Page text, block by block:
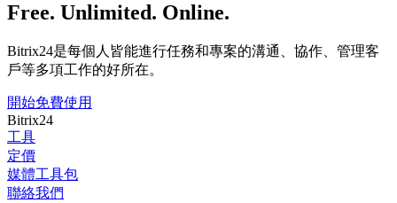
Free. Unlimited. Online.
Bitrix24是每個人皆能進行任務和專案的溝通、協作、管理客
戶等多項工作的好所在。
開始免費使用
Bitrix24
工具
定價
媒體工具包
聯絡我們